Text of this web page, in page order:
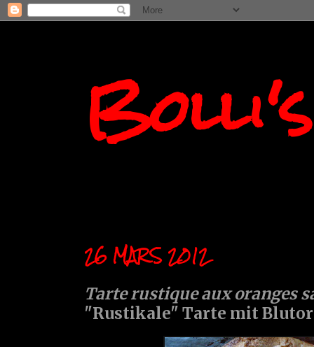
26 MARS 2012
Tarte rustique aux oranges
"Rustikale" Tarte mit